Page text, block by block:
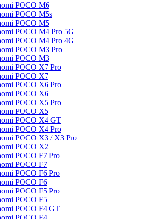
POCO M6
POCO M5s
POCO M5
POCO M4 Pro 5G
POCO M4 Pro 4G
POCO M3 Pro
POCO M3
POCO X7 Pro
POCO X7
POCO X6 Pro
POCO X6
POCO X5 Pro
POCO X5
POCO X4 GT
POCO X4 Pro
POCO X3 / X3 Pro
POCO X2
POCO F7 Pro
POCO F7
POCO F6 Pro
POCO F6
POCO F5 Pro
POCO F5
POCO F4 GT
POCO F4